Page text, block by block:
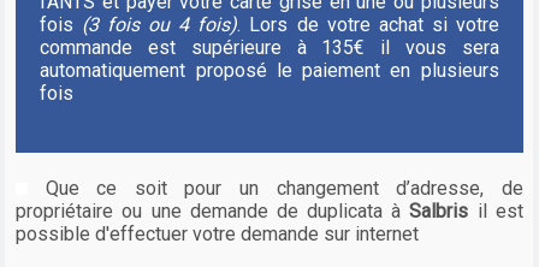
fois (3 fois ou 4 fois). Lors de votre achat si votre
commande est supérieure à 135€ il vous sera
automatiquement proposé le paiement en plusieurs
fois
Que ce soit pour un changement d’adresse, de
propriétaire ou une demande de duplicata àSalbris il est
possible d'effectuer votre demande sur internet